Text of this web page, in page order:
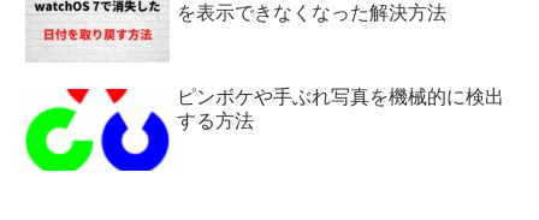
を表示できなくなった解決方法
ピンボケや手ぶれ写真を機械的に検出
する方法